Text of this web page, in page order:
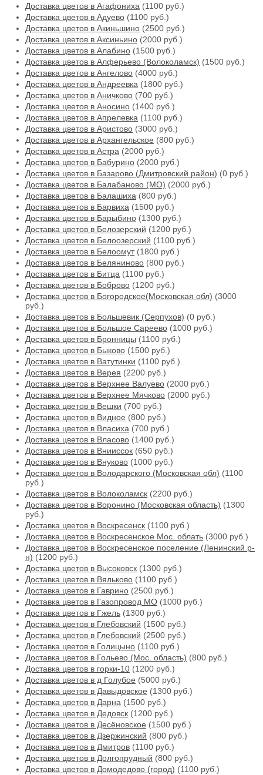
Доставка цветов в Агафониха (1100 руб.)
Доставка цветов в Адуево (1100 руб.)
Доставка цветов в Акиньшино (2500 руб.)
Доставка цветов в Аксиньино (2000 руб.)
Доставка цветов в Алабино (1500 руб.)
Доставка цветов в Алферьево (Волоколамск) (1500 руб.)
Доставка цветов в Ангелово (4000 руб.)
Доставка цветов в Андреевка (1800 руб.)
Доставка цветов в Аничково (700 руб.)
Доставка цветов в Аносино (1400 руб.)
Доставка цветов в Апрелевка (1100 руб.)
Доставка цветов в Аристово (3000 руб.)
Доставка цветов в Архангельское (800 руб.)
Доставка цветов в Астра (2000 руб.)
Доставка цветов в Бабурино (2000 руб.)
Доставка цветов в Базарово (Дмитровский район) (0 руб.)
Доставка цветов в Балабаново (МО) (2000 руб.)
Доставка цветов в Балашиха (800 руб.)
Доставка цветов в Барвиха (1500 руб.)
Доставка цветов в Барыбино (1300 руб.)
Доставка цветов в Белозерский (1200 руб.)
Доставка цветов в Белоозерский (1100 руб.)
Доставка цветов в Белоомут(1800 руб.)
Доставка цветов в Беляниново (800 руб.)
Доставка цветов в Битца (1100 руб.)
Доставка цветов в Боброво (1200 руб.)
Доставка цветов в Богородское(Московская обл) (3000
руб.)
Доставка цветов в Большевик (Серпухов) (0 руб.)
Доставка цветов в Большое Сареево (1000 руб.)
Доставка цветов в Бронницы (1100 руб.)
Доставка цветов в Быково (1500 руб.)
Доставка цветов в Ватутинки (1100 руб.)
Доставка цветов в Верея (2200 руб.)
Доставка цветов в Верхнее Валуево (2000 руб.)
Доставка цветов в Верхнее Мячково (2000 руб.)
Доставка цветов в Вешки (700 руб.)
Доставка цветов в Видное (800 руб.)
Доставка цветов в Власиха (700 руб.)
Доставка цветов в Власово (1400 руб.)
Доставка цветов в Внииссок (650 руб.)
Доставка цветов в Внуково (1000 руб.)
Доставка цветов в Володарского (Московская обл) (1100
руб.)
Доставка цветов в Волоколамск (2200 руб.)
Доставка цветов в Воронино (Московская область) (1300
руб.)
Доставка цветов в Воскресенск (1100 руб.)
Доставка цветов в Воскресенское Мос. облать (3000 руб.)
Доставка цветов в Воскресенское поселение (Ленинский р-
н) (1200 руб.)
Доставка цветов в Высоковск (1300 руб.)
Доставка цветов в Вяльково (1100 руб.)
Доставка цветов в Гаврино (2500 руб.)
Доставка цветов в Газопровод МО (1000 руб.)
Доставка цветов в Гжель (1300 руб.)
Доставка цветов в Глебовский (1500 руб.)
Доставка цветов в Глебовский (2500 руб.)
Доставка цветов в Голицыно (1100 руб.)
Доставка цветов в Гольево (Мос. область) (800 руб.)
Доставка цветов в горки-10 (1200 руб.)
Доставка цветов в д Голубое (5000 руб.)
Доставка цветов в Давыдовское (1300 руб.)
Доставка цветов в Дарна (1500 руб.)
Доставка цветов в Дедовск (1200 руб.)
Доставка цветов в Десёновское (1500 руб.)
Доставка цветов в Дзержинский (800 руб.)
Доставка цветов в Дмитров (1100 руб.)
Доставка цветов в Долгопрудный (800 руб.)
Доставка цветов в Домодедово (город) (1100 руб.)